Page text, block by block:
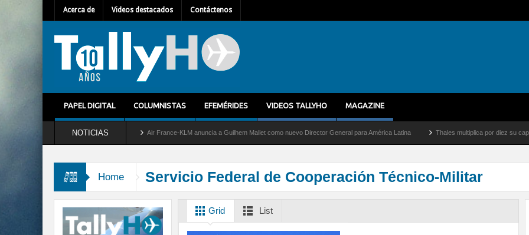
Acerca de Videos destacados Contáctenos
PAPEL DIGITAL COLUMNISTAS EFEMÉRIDES VIDEOS TALLYHO MAGAZINE
NOTICIAS
servicio al C-2 Greyhound Air France-KLM anuncia a Guilhem Mallet como nuevo Director General para América Latina Thales multiplica por diez su capacidad de
Home Servicio Federal de Cooperación Técnico-Militar
Grid List